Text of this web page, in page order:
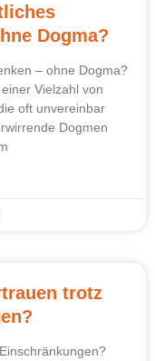
Dogma?
– ohne Dogma?
Vielzahl von
oft unvereinbar
Dogmen
trotz